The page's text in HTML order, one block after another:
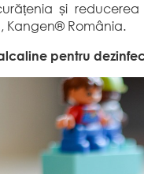
și
Kangen® România.
pentru